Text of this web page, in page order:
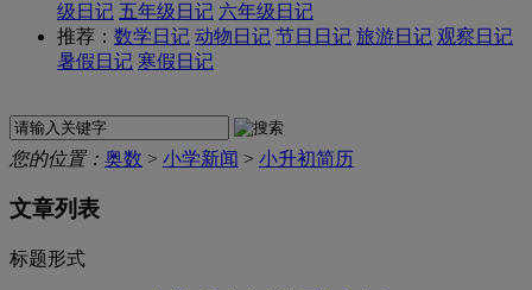
级日记 五年级日记 六年级日记
推荐： 数学日记 动物日记 节日日记 旅游日记 观察日记
暑假日记 寒假日记
您的位置： 奥数 > 小学新闻 > 小升初简历
文章列表
标题形式